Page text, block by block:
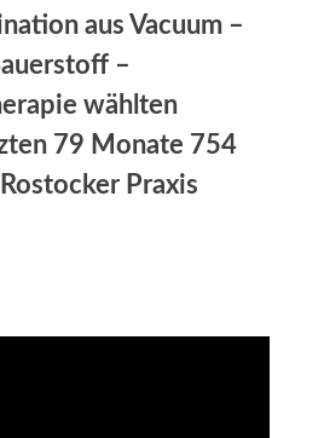
aus Vacuum –
–
wählten
79 Monate 754
Praxis